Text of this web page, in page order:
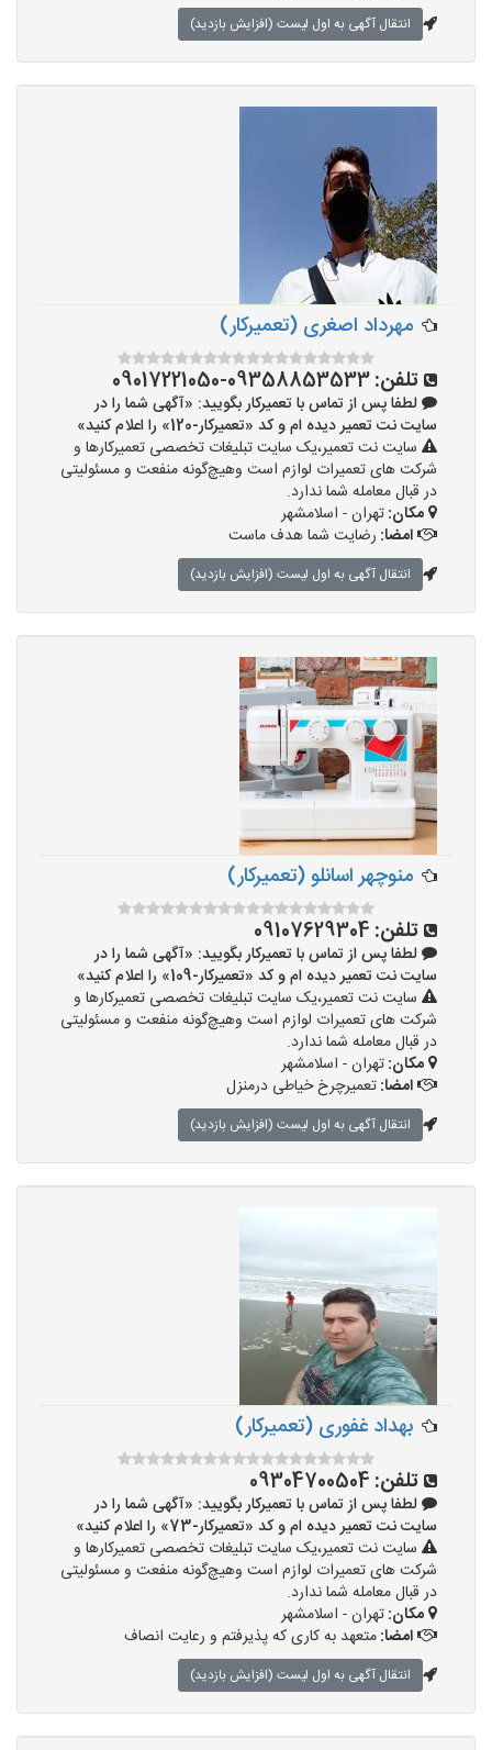
انتقال آگهی به اول لیست (افزایش بازدید)
مهرداد اصغری (تعمیرکار)
تلفن:09358853533-09017221050
لطفا پس از تماس با تعمیرکار بگویید: «آگهی شما را در
سایت نت تعمیر دیده ام و کد «تعمیرکار-120» را اعلام کنید»
سایت نت تعمیر،یک سایت تبلیغات تخصصی تعمیرکارها و
شرکت های تعمیرات لوازم است وهیچ‌گونه منفعت و مسئولیتی
در قبال معامله شما ندارد.
مکان:تهران - اسلامشهر
امضا: رضایت شما هدف ماست
انتقال آگهی به اول لیست (افزایش بازدید)
منوچهر اسانلو (تعمیرکار)
تلفن: 09107629304
لطفا پس از تماس با تعمیرکار بگویید: «آگهی شما را در
سایت نت تعمیر دیده ام و کد «تعمیرکار-109» را اعلام کنید»
سایت نت تعمیر،یک سایت تبلیغات تخصصی تعمیرکارها و
شرکت های تعمیرات لوازم است وهیچ‌گونه منفعت و مسئولیتی
در قبال معامله شما ندارد.
مکان:تهران - اسلامشهر
امضا:تعمیرچرخ خیاطی درمنزل
انتقال آگهی به اول لیست (افزایش بازدید)
بهداد غفوری (تعمیرکار)
تلفن: 09304700504
لطفا پس از تماس با تعمیرکار بگویید: «آگهی شما را در
سایت نت تعمیر دیده ام و کد «تعمیرکار-73» را اعلام کنید»
سایت نت تعمیر،یک سایت تبلیغات تخصصی تعمیرکارها و
شرکت های تعمیرات لوازم است وهیچ‌گونه منفعت و مسئولیتی
در قبال معامله شما ندارد.
مکان:تهران - اسلامشهر
امضا:متعهد به کاری که پذیرفتم و رعایت انصاف
انتقال آگهی به اول لیست (افزایش بازدید)